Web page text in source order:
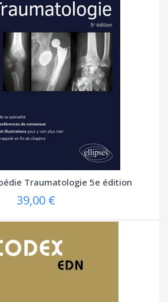
Traumatologie 5e édition
39,00 €